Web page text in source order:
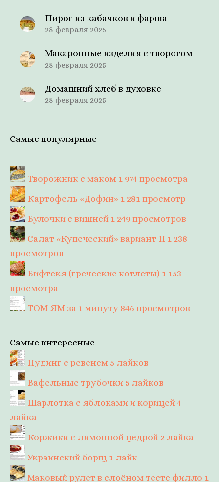
Пирог из кабачков и фарша
28 февраля 2025
Макаронные изделия с творогом
28 февраля 2025
Домашний хлеб в духовке
28 февраля 2025
Самые популярные
Творожник с маком 1 974 просмотра
Картофель «Дофин» 1 281 просмотр
Булочки с вишней 1 249 просмотров
Салат «Купеческий» вариант II 1 238
просмотров
Бифтекя (греческие котлеты) 1 153
просмотра
ТОМ ЯМ за 1 минуту 846 просмотров
Самые интересные
Пудинг с ревенем 5 лайков
Вафельные трубочки 5 лайков
Шарлотка с яблоками и корицей4
лайка
Коржики с лимонной цедрой 2 лайка
Украинский борщ 1 лайк
Маковый рулет в слоёном тесте филло 1